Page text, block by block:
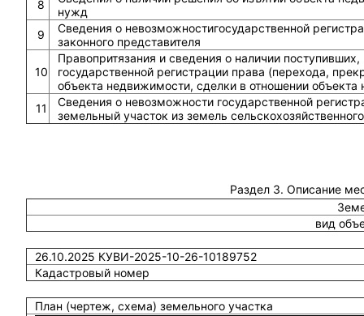
8
нужд
9
Сведения о невозможностигосударственной
законного представителя
10
Правопритязания и сведения о наличии
государственной регистрации права (перехода,
объекта недвижимости, сделки в отношении
11
Сведения о невозможности государственной
земельный участок из земель
Раздел 3. Описание
вид
26.10.2025 КУВИ-2025-10-26-10189752
Кадастровый номер
План (чертеж, схема) земельного участка